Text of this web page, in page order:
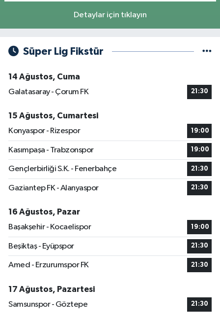
Detaylar için tıklayın
Süper Lig Fikstür
14 Ağustos, Cuma
Galatasaray - Çorum FK
21:30
15 Ağustos, Cumartesi
Konyaspor - Rizespor
19:00
Kasımpaşa - Trabzonspor 19:00
Gençlerbirliği S.K. - Fenerbahçe 21:30
Gaziantep FK - Alanyaspor 21:30
16 Ağustos, Pazar
Başakşehir - Kocaelispor
19:00
Beşiktaş - Eyüpspor 21:30
Amed - Erzurumspor FK 21:30
17 Ağustos, Pazartesi
Samsunspor - Göztepe
21:30